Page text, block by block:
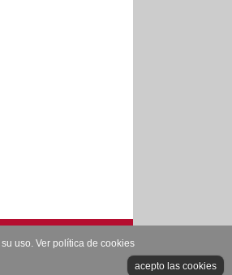
AB-303-1.996
uso. Ver política de cookies
acepto las cookies